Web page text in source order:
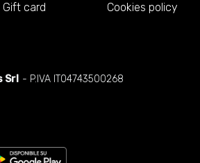
Gift card
Cookies policy
Srl - P.IVA IT04743500268